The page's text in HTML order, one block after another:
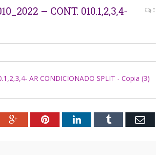
– CONT. 010.1,2,3,4-
0
AR CONDICIONADO SPLIT - Copia (3)
Google+PinterestLinkedInTumblr Email